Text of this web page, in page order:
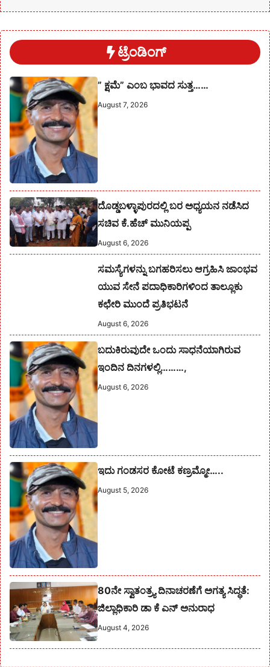
ಟ್ರೆಂಡಿಂಗ್
” ಕ್ಷಮೆ” ಎಂಬ ಭಾವದ ಸುತ್ತ……
August 7, 2026
ದೊಡ್ಡಬಳ್ಳಾಪುರದಲ್ಲಿ ಬರ ಅಧ್ಯಯನ ನಡೆಸಿದ
ಸಚಿವ ಕೆ.ಹೆಚ್ ಮುನಿಯಪ್ಪ
August 6, 2026
ಸಮಸ್ಯೆಗಳನ್ನು ಬಗಹರಿಸಲು ಆಗ್ರಹಿಸಿ ಜಾಂಭವ
ಯುವ ಸೇನೆ ಪದಾಧಿಕಾರಿಗಳಿಂದ ತಾಲ್ಲೂಕು
ಕಛೇರಿ ಮುಂದೆ ಪ್ರತಿಭಟನೆ
August 6, 2026
ಬದುಕಿರುವುದೇ ಒಂದು ಸಾಧನೆಯಾಗಿರುವ
ಇಂದಿನ ದಿನಗಳಲ್ಲಿ………,
August 6, 2026
ಇದು ಗಂಡಸರ ಕೋಟೆ ಕಣ್ರಮ್ಮೋ…..
August 5, 2026
80ನೇ ಸ್ವಾತಂತ್ರ್ಯ ದಿನಾಚರಣೆಗೆ ಅಗತ್ಯ ಸಿದ್ಧತೆ:
ಜಿಲ್ಲಾಧಿಕಾರಿ ಡಾ ಕೆ ಎನ್ ಅನುರಾಧ
August 4, 2026